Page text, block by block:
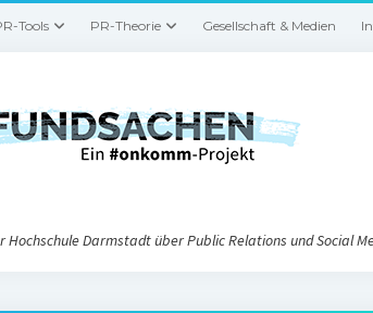
Tools PR-Theorie Gesellschaft & Medien
Hochschule Darmstadt über Public Relations und Social